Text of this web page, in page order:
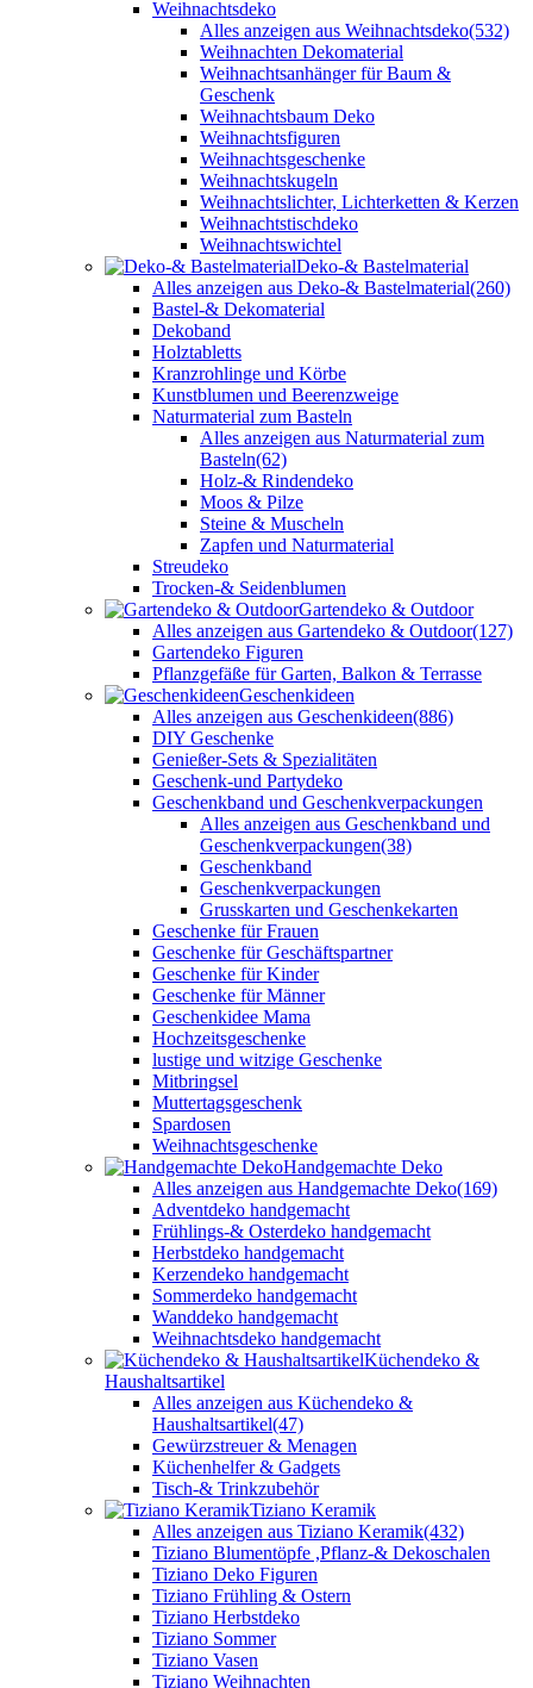
Weihnachtsdeko
Alles anzeigen aus Weihnachtsdeko(532)
Weihnachten Dekomaterial
Weihnachtsanhänger für Baum &
Geschenk
Weihnachtsbaum Deko
Weihnachtsfiguren
Weihnachtsgeschenke
Weihnachtskugeln
Weihnachtslichter, Lichterketten & Kerzen
Weihnachtstischdeko
Weihnachtswichtel
Deko-& Bastelmaterial
Alles anzeigen aus Deko-& Bastelmaterial(260)
Bastel-& Dekomaterial
Dekoband
Holztabletts
Kranzrohlinge und Körbe
Kunstblumen und Beerenzweige
Naturmaterial zum Basteln
Alles anzeigen aus Naturmaterial zum
Basteln(62)
Holz-& Rindendeko
Moos & Pilze
Steine & Muscheln
Zapfen und Naturmaterial
Streudeko
Trocken-& Seidenblumen
Gartendeko & Outdoor
Alles anzeigen aus Gartendeko & Outdoor(127)
Gartendeko Figuren
Pflanzgefäße für Garten, Balkon & Terrasse
Geschenkideen
Alles anzeigen aus Geschenkideen(886)
DIY Geschenke
Genießer-Sets & Spezialitäten
Geschenk-und Partydeko
Geschenkband und Geschenkverpackungen
Alles anzeigen aus Geschenkband und
Geschenkverpackungen(38)
Geschenkband
Geschenkverpackungen
Grusskarten und Geschenkekarten
Geschenke für Frauen
Geschenke für Geschäftspartner
Geschenke für Kinder
Geschenke für Männer
Geschenkidee Mama
Hochzeitsgeschenke
lustige und witzige Geschenke
Mitbringsel
Muttertagsgeschenk
Spardosen
Weihnachtsgeschenke
Handgemachte Deko
Alles anzeigen aus Handgemachte Deko(169)
Adventdeko handgemacht
Frühlings-& Osterdeko handgemacht
Herbstdeko handgemacht
Kerzendeko handgemacht
Sommerdeko handgemacht
Wanddeko handgemacht
Weihnachtsdeko handgemacht
Küchendeko &
Haushaltsartikel
Alles anzeigen aus Küchendeko &
Haushaltsartikel(47)
Gewürzstreuer & Menagen
Küchenhelfer & Gadgets
Tisch-& Trinkzubehör
Tiziano Keramik
Alles anzeigen aus Tiziano Keramik(432)
Tiziano Blumentöpfe ,Pflanz-& Dekoschalen
Tiziano Deko Figuren
Tiziano Frühling & Ostern
Tiziano Herbstdeko
Tiziano Sommer
Tiziano Vasen
Tiziano Weihnachten